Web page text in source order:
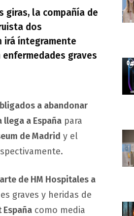
giras, la compañía de
dos
irá íntegramente
graves
a abandonar
a España para
de Madrid y el
de HM Hospitales a
graves y heridas de
como media